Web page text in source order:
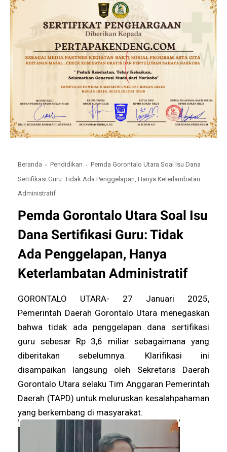
Beranda Pendidikan
Pemda Gorontalo Utara Soal Isu Dana
Sertifikasi Guru: Tidak Ada Penggelapan, Hanya Keterlambatan
Administratif
Pemda Gorontalo Utara Soal Isu
Dana Sertifikasi Guru: Tidak
Ada Penggelapan, Hanya
Keterlambatan Administratif
GORONTALO UTARA- 27 Januari 2025,
Pemerintah Daerah Gorontalo Utara menegaskan
bahwa tidak ada penggelapan dana sertifikasi
guru sebesar Rp 3,6 miliar sebagaimana yang
diberitakan sebelumnya. Klarifikasi ini
disampaikan langsung oleh Sekretaris Daerah
Gorontalo Utara selaku Tim Anggaran Pemerintah
Daerah (TAPD) untuk meluruskan kesalahpahaman
yang berkembang di masyarakat.